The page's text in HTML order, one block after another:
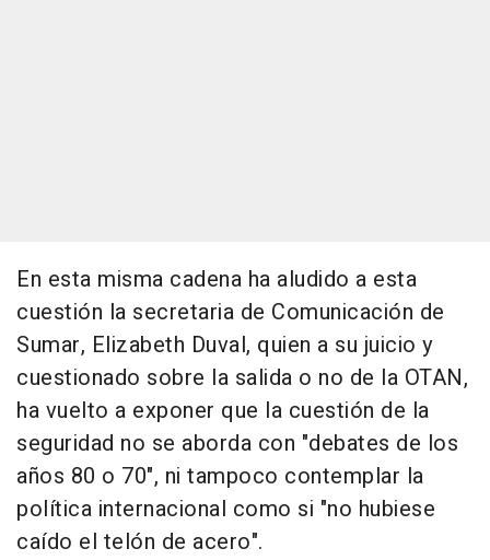
En esta misma cadena ha aludido a esta
cuestión la secretaria de Comunicación de
Sumar, Elizabeth Duval, quien a su juicio y
cuestionado sobre la salida o no de la OTAN,
ha vuelto a exponer que la cuestión de la
seguridad no se aborda con "debates de los
años 80 o 70", ni tampoco contemplar la
política internacional como si "no hubiese
caído el telón de acero".